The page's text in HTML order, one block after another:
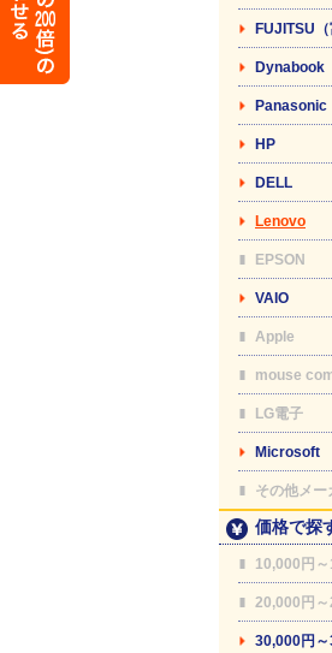
FUJITSU（
Dynabook
Panasonic
HP
DELL
Lenovo
EPSON
VAIO
Apple
mouse
LG電子
Microsoft
その他メー
価格で探
10,000円
20,000円
30,000円